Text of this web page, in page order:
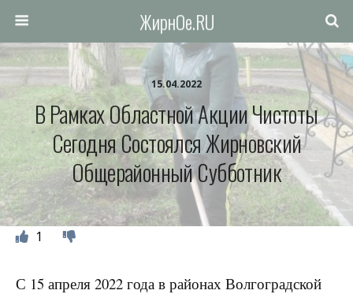
ЖирнОе.RU
15.04.2022
В Рамках Областной Акции Чистоты
Сегодня Состоялся Жирновский
Общерайонный Субботник
1
С 15 апреля 2022 года в районах Волгоградской